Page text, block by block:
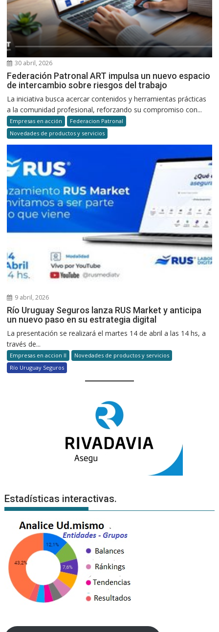
30 abril, 2026
Federación Patronal ART impulsa un nuevo espacio
de intercambio sobre riesgos del trabajo
La iniciativa busca acercar contenidos y herramientas prácticas
a la comunidad profesional, reforzando su compromiso con...
Empresas en acción
Federacion Patronal
Novedades de productos y servicios
9 abril, 2026
Río Uruguay Seguros lanza RUS Market y anticipa
un nuevo paso en su estrategia digital
La presentación se realizará el martes 14 de abril a las 14 hs, a
través de...
Empresas en accion II
Novedades de productos y servicios
Río Uruguay Seguros
Estadísticas interactivas.